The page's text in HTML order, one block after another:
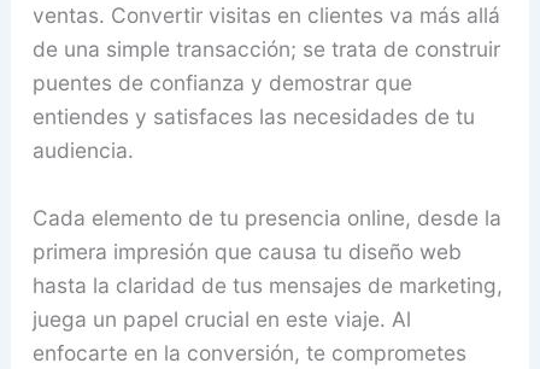
ventas. Convertir visitas en clientes va más allá
de una simple transacción; se trata de construir
puentes de confianza y demostrar que
entiendes y satisfaces las necesidades de tu
audiencia.
Cada elemento de tu presencia online, desde la
primera impresión que causa tu diseño web
hasta la claridad de tus mensajes de marketing,
juega un papel crucial en este viaje. Al
enfocarte en la conversión, te comprometes